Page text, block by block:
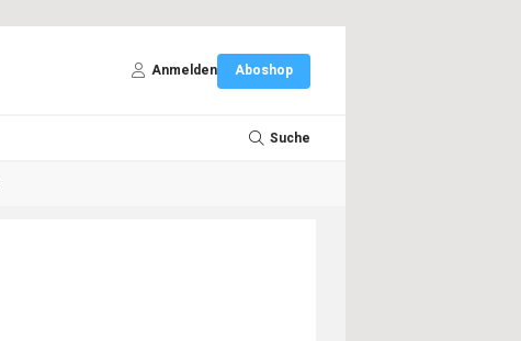
Anmelden Aboshop
Suche